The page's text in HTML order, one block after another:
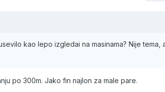
kao lepo izgledai na masinama? Nije tema,
po 300m. Jako fin najlon za male pare.